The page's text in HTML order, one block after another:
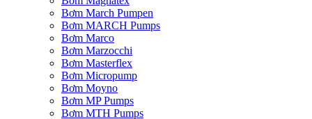
Bơm March Pumpen
Bơm MARCH Pumps
Bơm Marco
Bơm Marzocchi
Bơm Masterflex
Bơm Micropump
Bơm Moyno
Bơm MP Pumps
Bơm MTH Pumps